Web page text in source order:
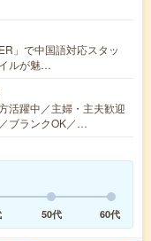
」で中国語対応スタッ
ルが魅…
活躍中／主婦・主夫歓迎
ブランクOK／…
50代 60代